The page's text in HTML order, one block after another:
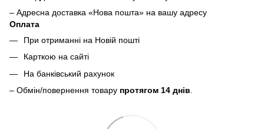
– Адресна доставка «Нова пошта» на вашу адресу
Оплата
При отриманні на Новій пошті
Карткою на сайті
На банківський рахунок
– Обмін/повернення товару протягом 14 днів